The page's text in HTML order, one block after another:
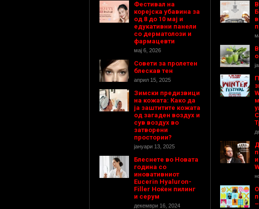
Фестивал на
корејска убавина за
од 8 до 10 мај и
едукативни панели
со дерматолози и
фармацевти
мај 6, 2026
Совети за пролетен
блескав тен
април 15, 2025
Зимски предизвици
на кожата: Како да
ја заштитите кожата
од загаден воздух и
сув воздух во
затворени
простории?
јануари 13, 2025
Блеснете во Новата
година со
иновативниот
Eucerin Hyaluron-
Filler Ноќен пилинг
и серум
декември 16, 2024